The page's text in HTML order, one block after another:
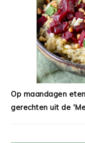
Op maandagen
gerechten uit de